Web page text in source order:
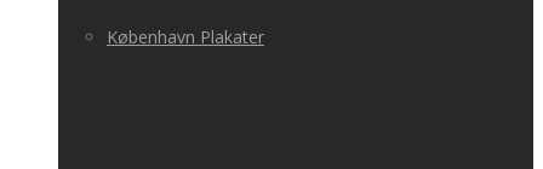
København Plakater